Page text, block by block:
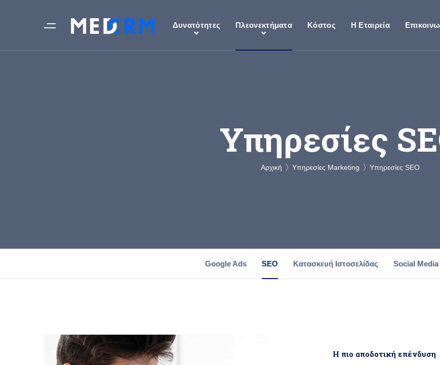
Δυνατότητες Πλεονεκτήματα Κόστος Η Εταιρεία
Υπηρεσίες
Αρχική Υπηρεσίες Marketing Υπηρεσίες SEO
Google Ads SEO Κατασκευή Ιστοσελίδας Social
Η πιο αποδοτική επένδυση